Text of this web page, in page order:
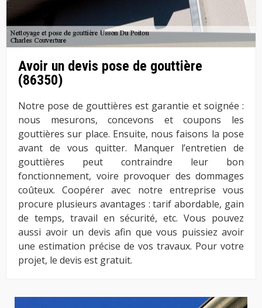
Avoir un devis pose de gouttière
(86350)
Notre pose de gouttières est garantie et soignée :
nous mesurons, concevons et coupons les
gouttières sur place. Ensuite, nous faisons la pose
avant de vous quitter. Manquer l’entretien de
gouttières peut contraindre leur bon
fonctionnement, voire provoquer des dommages
coûteux. Coopérer avec notre entreprise vous
procure plusieurs avantages : tarif abordable, gain
de temps, travail en sécurité, etc. Vous pouvez
aussi avoir un devis afin que vous puissiez avoir
une estimation précise de vos travaux. Pour votre
projet, le devis est gratuit.